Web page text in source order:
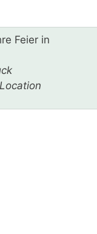
Feier in